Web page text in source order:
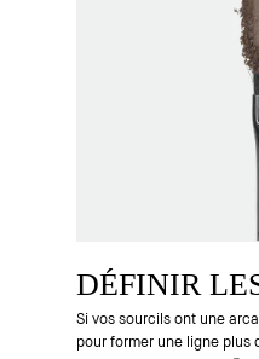
DÉFINIR
Si vos sourcils ont une
pour former une ligne plus